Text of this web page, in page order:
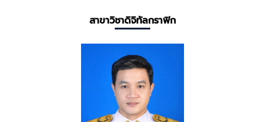
สาขาวิชาดิจิทัลกราฟิก